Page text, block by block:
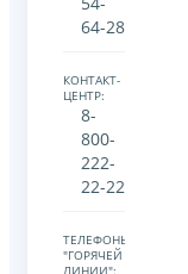
64-28
КОНТАКТ-
ЦЕНТР:
8-
800-
222-
22-22
ТЕЛЕФОНЫ
"ГОРЯЧЕЙ